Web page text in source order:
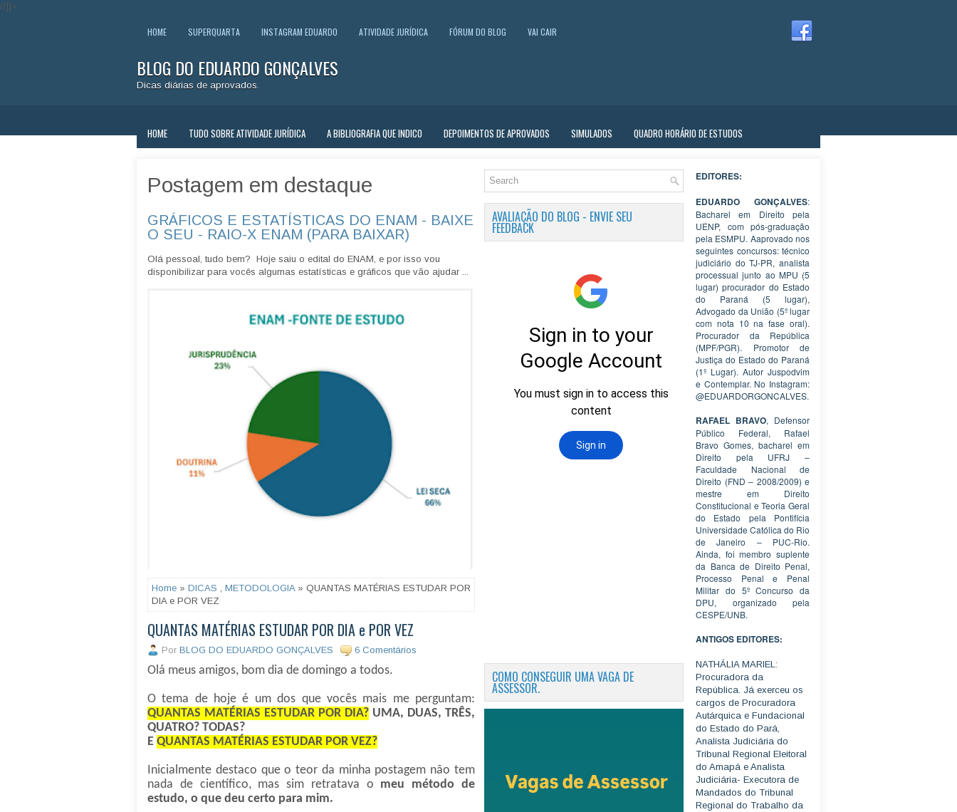
//]]>
HOME SUPERQUARTA INSTAGRAM EDUARDO ATIVIDADE JURÍDICA FÓRUM DO BLOG VAI CAIR
BLOG DO EDUARDO GONÇALVES
Dicas diárias de aprovados.
HOME TUDO SOBRE ATIVIDADE JURÍDICA A BIBLIOGRAFIA QUE INDICO DEPOIMENTOS DE APROVADOS SIMULADOS QUADRO HORÁRIO DE ESTUDOS
Postagem em destaque
GRÁFICOS E ESTATÍSTICAS DO ENAM - BAIXE
O SEU - RAIO-X ENAM (PARA BAIXAR)
Olá pessoal, tudo bem? Hoje saiu o edital do ENAM, e por isso vou
disponibilizar para vocês algumas estatísticas e gráficos que vão ajudar ...
Home » DICAS , METODOLOGIA» QUANTAS MATÉRIAS ESTUDAR POR
DIA e POR VEZ
QUANTAS MATÉRIAS ESTUDAR POR DIA e POR VEZ
Por BLOG DO EDUARDO GONÇALVES 6 Comentários
Olá meus amigos, bom dia de domingo a todos.
O tema de hoje é um dos que vocês mais me perguntam:
QUANTAS MATÉRIAS ESTUDAR POR DIA? UMA, DUAS, TRÊS,
QUATRO? TODAS?
E QUANTAS MATÉRIAS ESTUDAR POR VEZ?
Inicialmente destaco que o teor da minha postagem não tem
nada de científico, mas sim retratava o meu método de
estudo, o que deu certo para mim.
AVALIAÇÃO DO BLOG - ENVIE SEU
FEEDBACK
COMO CONSEGUIR UMA VAGA DE
ASSESSOR.
EDITORES:
EDUARDO GONÇALVES:
Bacharel em Direito pela
UENP, com pós-graduação
pela ESMPU. Aaprovado nos
seguintes concursos: técnico
judiciário do TJ-PR, analista
processual junto ao MPU (5
lugar) procurador do Estado
do Paraná (5 lugar),
Advogado da União (5º lugar
com nota 10 na fase oral).
Procurador da República
(MPF/PGR). Promotor de
Justiça do Estado do Paraná
(1º Lugar). Autor Juspodvim
e Contemplar. No Instagram:
@EDUARDORGONCALVES.
RAFAEL BRAVO, Defensor
Público Federal, Rafael
Bravo Gomes, bacharel em
Direito pela UFRJ –
Faculdade Nacional de
Direito (FND – 2008/2009) e
mestre em Direito
Constitucional e Teoria Geral
do Estado pela Pontifícia
Universidade Católica do Rio
de Janeiro – PUC-Rio.
Ainda, foi membro suplente
da Banca de Direito Penal,
Processo Penal e Penal
Militar do 5º Concurso da
DPU, organizado pela
CESPE/UNB.
ANTIGOS EDITORES:
NATHÁLIA MARIEL:
Procuradora da
República. Já exerceu os
cargos de Procuradora
Autárquica e Fundacional
do Estado do Pará,
Analista Judiciária do
Tribunal Regional Eleitoral
do Amapá e Analista
Judiciária- Executora de
Mandados do Tribunal
Regional do Trabalho da